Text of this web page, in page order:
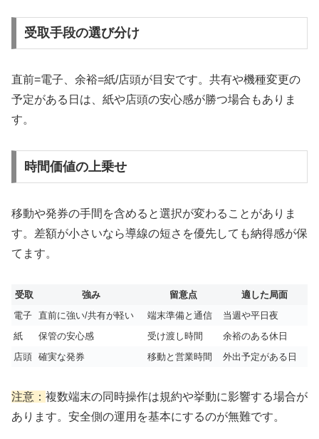
受取手段の選び分け
直前=電子、余裕=紙/店頭が目安です。共有や機種変更の
予定がある日は、紙や店頭の安心感が勝つ場合もありま
す。
時間価値の上乗せ
移動や発券の手間を含めると選択が変わることがありま
す。差額が小さいなら導線の短さを優先しても納得感が保
てます。
受取 強み 留意点
適した局面
電子 直前に強い/共有が軽い 端末準備と通信
当週や平日夜
紙
保管の安心感 受け渡し時間
余裕のある休日
店頭 確実な発券 移動と営業時間 外出予定がある日
注意： 複数端末の同時操作は規約や挙動に影響する場合が
あります。安全側の運用を基本にするのが無難です。